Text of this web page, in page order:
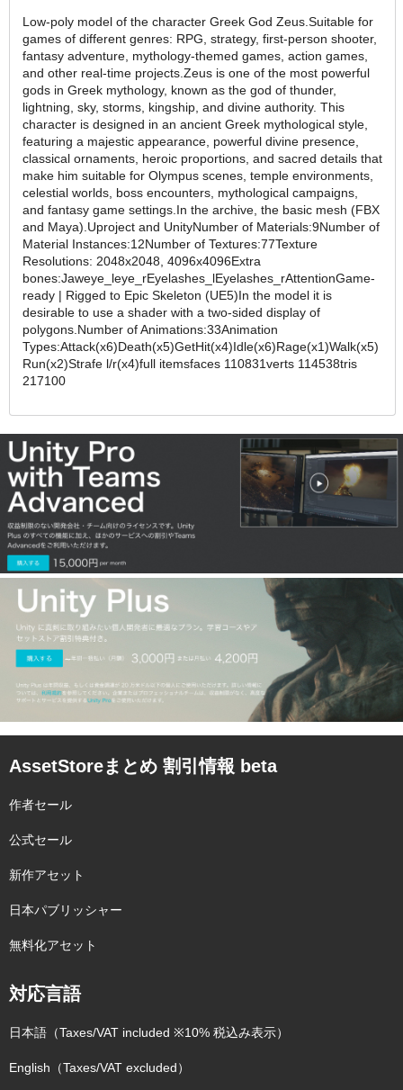
Low-poly model of the character Greek God Zeus.Suitable for
games of different genres: RPG, strategy, first-person shooter,
fantasy adventure, mythology-themed games, action games,
and other real-time projects.Zeus is one of the most powerful
gods in Greek mythology, known as the god of thunder,
lightning, sky, storms, kingship, and divine authority. This
character is designed in an ancient Greek mythological style,
featuring a majestic appearance, powerful divine presence,
classical ornaments, heroic proportions, and sacred details that
make him suitable for Olympus scenes, temple environments,
celestial worlds, boss encounters, mythological campaigns,
and fantasy game settings.In the archive, the basic mesh (FBX
and Maya).Uproject and UnityNumber of Materials:9Number of
Material Instances:12Number of Textures:77Texture
Resolutions: 2048x2048, 4096x4096Extra
bones:Jaweye_leye_rEyelashes_lEyelashes_rAttentionGame-
ready | Rigged to Epic Skeleton (UE5)In the model it is
desirable to use a shader with a two-sided display of
polygons.Number of Animations:33Animation
Types:Attack(x6)Death(x5)GetHit(x4)Idle(x6)Rage(x1)Walk(x5)
Run(x2)Strafe l/r(x4)full itemsfaces 110831verts 114538tris
217100
AssetStoreまとめ 割引情報 beta
作者セール
公式セール
新作アセット
日本パブリッシャー
無料化アセット
対応言語
日本語（Taxes/VAT included ※10% 税込み表示）
English（Taxes/VAT excluded）